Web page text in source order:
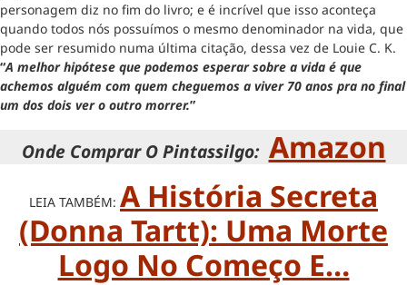
personagem diz no fim do livro; e é incrível que isso aconteça
quando todos nós possuímos o mesmo denominador na vida, que
pode ser resumido numa última citação, dessa vez de Louie C. K.
“A melhor hipótese que podemos esperar sobre a vida é que
achemos alguém com quem cheguemos a viver 70 anos pra no final
um dos dois ver o outro morrer.”
Onde Comprar O Pintassilgo: Amazon
LEIA TAMBÉM: A História Secreta
(Donna Tartt): Uma Morte
Logo No Começo E…